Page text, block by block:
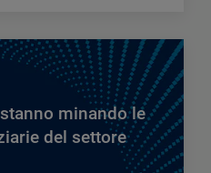
minando le
del settore